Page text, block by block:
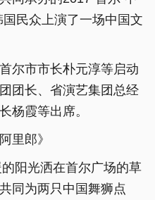
民众上演了一场中国文
尔市市长朴元淳等启动
团长、省演艺集团总经
杨霞等出席。
里郎》
阳光洒在首尔广场的草
同为两只中国舞狮点